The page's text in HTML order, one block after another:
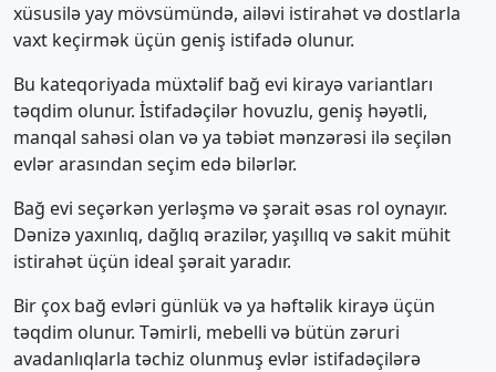
xüsusilə yay mövsümündə, ailəvi istirahət və dostlarla
vaxt keçirmək üçün geniş istifadə olunur.
Bu kateqoriyada müxtəlif bağ evi kirayə variantları
təqdim olunur. İstifadəçilər hovuzlu, geniş həyətli,
manqal sahəsi olan və ya təbiət mənzərəsi ilə seçilən
evlər arasından seçim edə bilərlər.
Bağ evi seçərkən yerləşmə və şərait əsas rol oynayır.
Dənizə yaxınlıq, dağlıq ərazilər, yaşıllıq və sakit mühit
istirahət üçün ideal şərait yaradır.
Bir çox bağ evləri günlük və ya həftəlik kirayə üçün
təqdim olunur. Təmirli, mebelli və bütün zəruri
avadanlıqlarla təchiz olunmuş evlər istifadəçilərə